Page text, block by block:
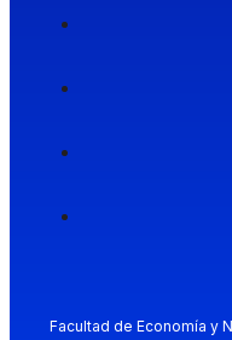
Facultad de Economía y